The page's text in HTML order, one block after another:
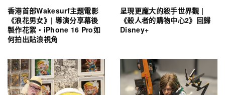
香港首部Wakesurf主題電影
《浪花男女》| 導演分享幕後
製作花絮・iPhone 16 Pro如
何拍出貼浪視角
呈現更龐大的殺手世界觀 |
《殺人者的購物中心2》回歸
Disney+